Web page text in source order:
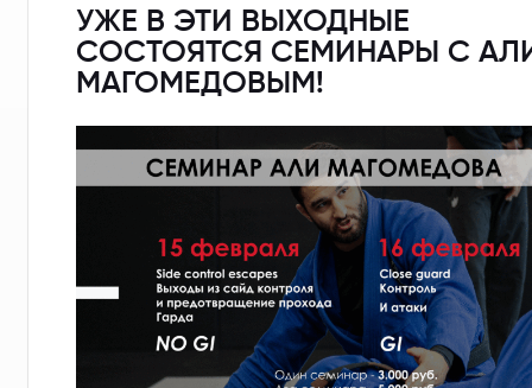
УЖЕ В ЭТИ ВЫХОДНЫЕ
СОСТОЯТСЯ СЕМИНАРЫ С
МАГОМЕДОВЫМ!